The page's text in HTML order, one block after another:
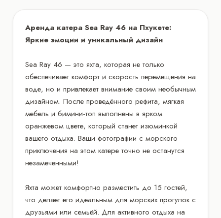
Аренда катера Sea Ray 46 на Пхукете:
Яркие эмоции и уникальный дизайн
Sea Ray 46 — это яхта, которая не только
обеспечивает комфорт и скорость перемещения на
воде, но и привлекает внимание своим необычным
дизайном. После проведённого рефита, мягкая
мебель и бимини-топ выполнены в ярком
оранжевом цвете, который станет изюминкой
вашего отдыха. Ваши фотографии с морского
приключения на этом катере точно не останутся
незамеченными!
Яхта может комфортно разместить до 15 гостей,
что делает его идеальным для морских прогулок с
друзьями или семьёй. Для активного отдыха на